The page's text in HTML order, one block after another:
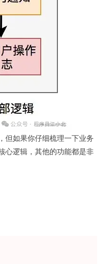
但如果你仔细梳理一下业务
心逻辑，其他的功能都是非